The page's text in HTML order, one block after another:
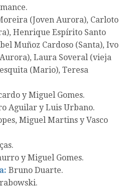
(Joven Aurora), Carloto
Henrique Espírito Santo
Muñoz Cardoso (Santa), Ivo
Laura Soveral (vieja
(Mario), Teresa
y Miguel Gomes.
Aguilar y Luis Urbano.
Miguel Martins y Vasco
y Miguel Gomes.
Bruno Duarte.